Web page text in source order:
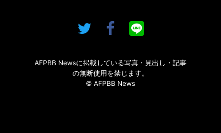
AFPBB Newsに掲載している写真・見出し・記事
の無断使用を禁じます。
© AFPBB News